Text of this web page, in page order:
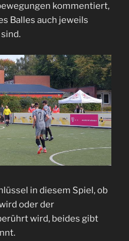
kommentiert,
Balles auch jeweils
in diesem Spiel, ob
oder der
wird, beides gibt